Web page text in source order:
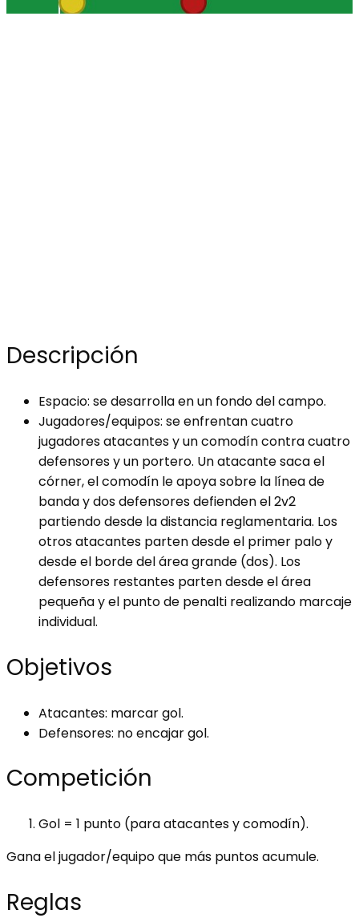
Descripción
Espacio: se desarrolla en un fondo del campo.
Jugadores/equipos: se enfrentan cuatro
jugadores atacantes y un comodín contra cuatro
defensores y un portero. Un atacante saca el
córner, el comodín le apoya sobre la línea de
banda y dos defensores defienden el 2v2
partiendo desde la distancia reglamentaria. Los
otros atacantes parten desde el primer palo y
desde el borde del área grande (dos). Los
defensores restantes parten desde el área
pequeña y el punto de penalti realizando marcaje
individual.
Objetivos
Atacantes: marcar gol.
Defensores: no encajar gol.
Competición
Gol = 1 punto (para atacantes y comodín).
Gana el jugador/equipo que más puntos acumule.
Reglas